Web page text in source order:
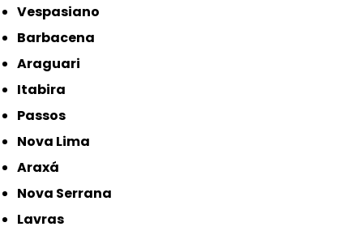
Vespasiano
Barbacena
Araguari
Itabira
Passos
Nova Lima
Araxá
Nova Serrana
Lavras